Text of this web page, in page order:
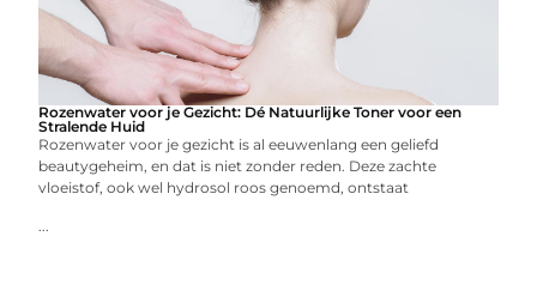
Rozenwater voor je Gezicht: Dé Natuurlijke Toner voor een
Stralende Huid
Rozenwater voor je gezicht is al eeuwenlang een geliefd
beautygeheim, en dat is niet zonder reden. Deze zachte
vloeistof, ook wel hydrosol roos genoemd, ontstaat
...